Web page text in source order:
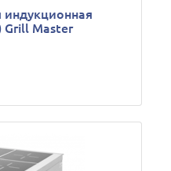
индукционная
Grill Master